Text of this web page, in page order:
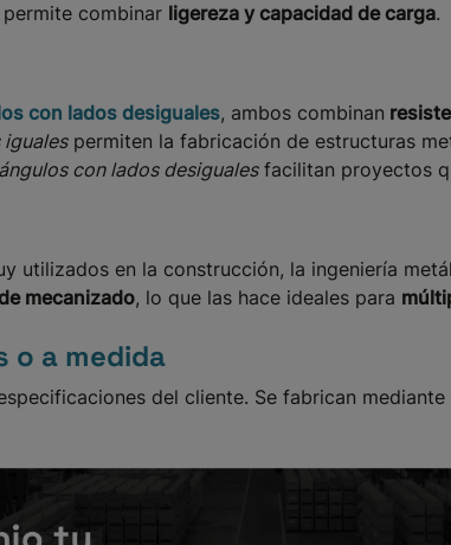
combinar ligereza y capacidad de carga.
con lados desiguales, ambos combinan
permiten la fabricación de estructuras
ángulos con lados desigualesfacilitan proyectos
utilizados en la construcción, la ingeniería
mecanizado, lo que las hace ideales para
o a medida
del cliente. Se fabrican